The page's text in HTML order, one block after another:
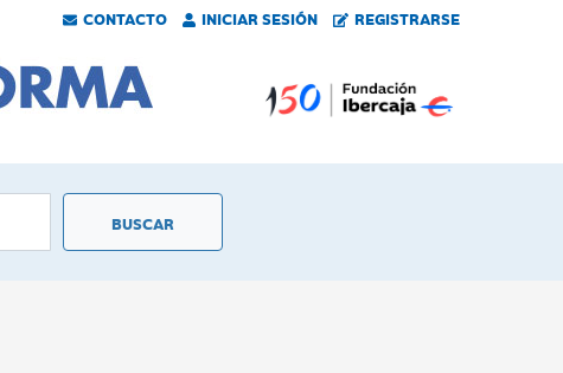
CONTACTO INICIAR SESIÓN REGISTRARSE